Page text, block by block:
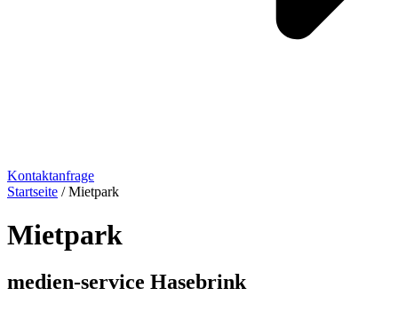
Kontaktanfrage
Startseite / Mietpark
Mietpark
medien-service Hasebrink